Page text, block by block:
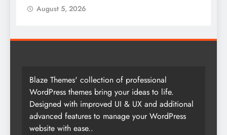
August 5, 2026
Blaze Themes' collection of professional
WordPress themes bring your ideas to life.
Designed with improved UI & UX and additional
advanced features to manage your WordPress
website with ease..